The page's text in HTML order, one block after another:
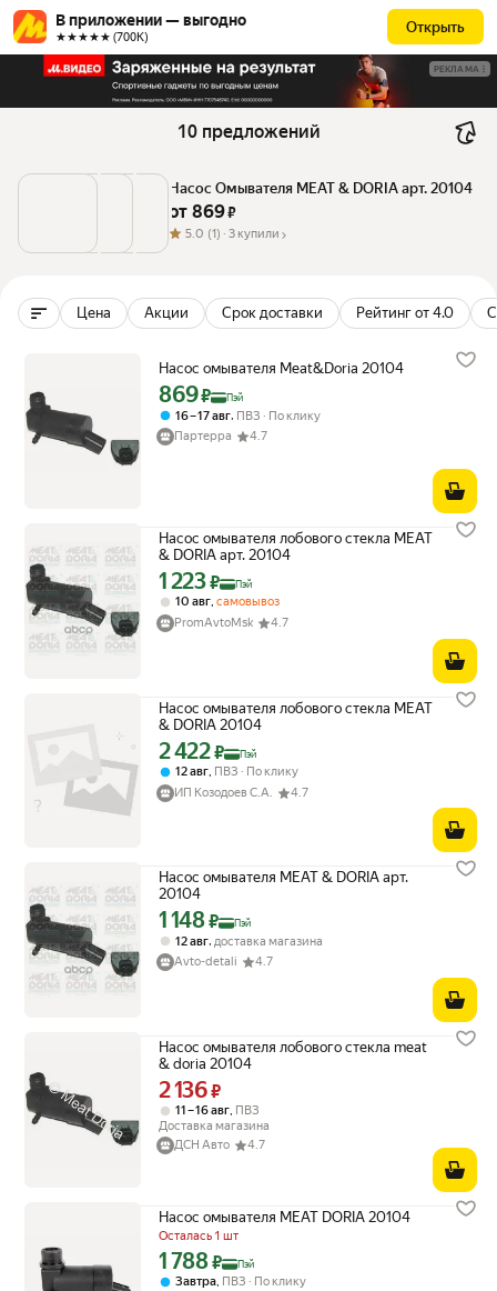
В приложении — выгодно
★★★★★ (700К)
Открыть
РЕКЛАМА
10 предложений
Насос Омывателя MEAT & DORIA арт. 20104
от 869 ₽
5.0 (1) · 3 купили
Цена Акции Срок доставки Рейтинг от 4.0
Насос омывателя Meat&Doria 20104
Цена с картой Яндекс Пэй 869 ₽ вместо
869₽ Пэй
16 – 17 авг, ПВЗ
По клику
Партерра
4.7
Насос омывателя лобового стекла MEAT
& DORIA арт. 20104
Цена с картой Яндекс Пэй 1223 ₽ вместо
1 223₽ Пэй
10 авг, самовывоз
PromAvtoMsk
4.7
Насос омывателя лобового стекла MEAT
& DORIA 20104
Цена с картой Яндекс Пэй 2422 ₽ вместо
2 422₽ Пэй
12 авг ПВЗ
По клику
ИП Козодоев С.А.
4.7
Насос омывателя MEAT & DORIA арт.
20104
Цена с картой Яндекс Пэй 1148 ₽ вместо
1 148₽ Пэй
12 авг, доставка магазина
Avto-detali
4.7
Насос омывателя лобового стекла meat
& doria 20104
Цена 2136 ₽ вместо
2 136₽
11 – 16 авг, ПВЗ
Доставка магазина
ДСН Авто
4.7
Насос омывателя MEAT DORIA 20104
Осталась 1 шт
Цена с картой Яндекс Пэй 1788 ₽ вместо
1 788₽ Пэй
Завтра ПВЗ
По клику